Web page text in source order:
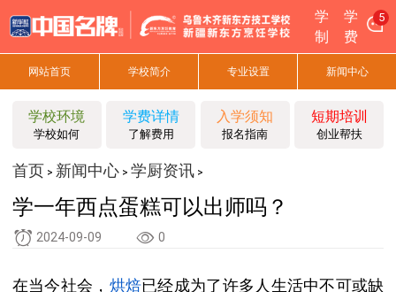
学
制
学
费
5
网站首页 学校简介 专业设置 新闻中心
学校环境
学校如何
学费详情
了解费用
入学须知
报名指南
短期培训
创业帮扶
首页 > 新闻中心> 学厨资讯>
学一年西点蛋糕可以出师吗？
2024-09-09 0
在当今社会， 烘焙已经成为了许多人生活中不可或缺